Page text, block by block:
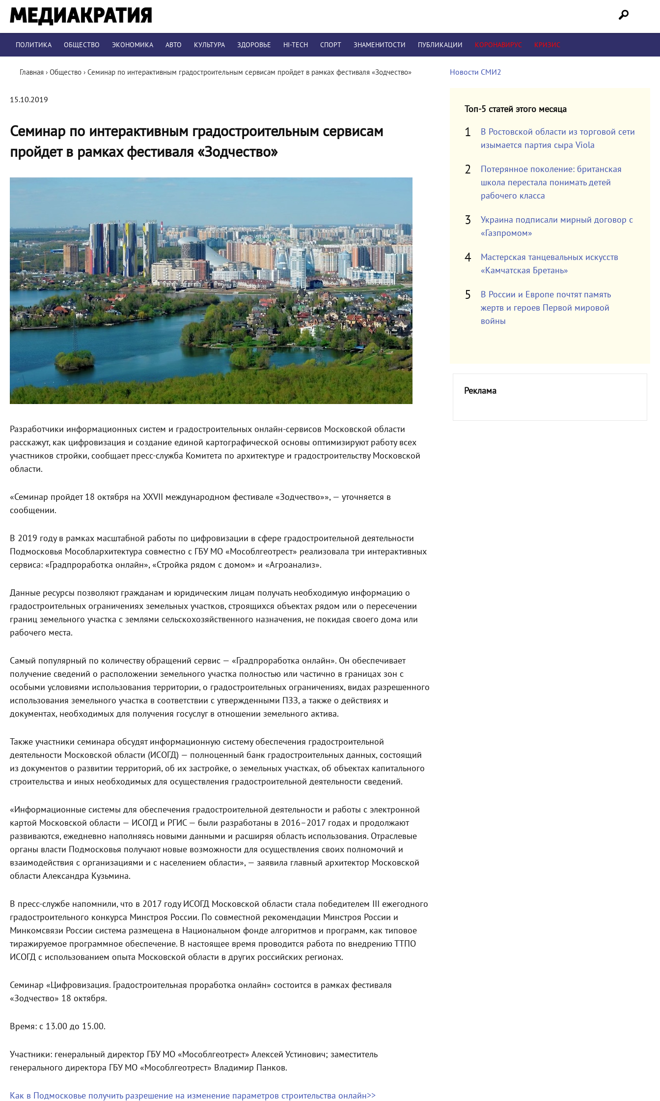
ПОЛИТИКА ОБЩЕСТВО ЭКОНОМИКА АВТО КУЛЬТУРА ЗДОРОВЬЕ HI-TECH СПОРТ ЗНАМЕНИТОСТИ ПУБЛИКАЦИИ КОРОНАВИРУС КРИЗИС
Главная › Общество › Семинар по интерактивным градостроительным сервисам пройдет в рамках фестиваля «Зодчество»
15.10.2019
Семинар по интерактивным градостроительным сервисам
пройдет в рамках фестиваля «Зодчество»
Разработчики информационных систем и градостроительных онлайн-сервисов Московской области
расскажут, как цифровизация и создание единой картографической основы оптимизируют работу всех
участников стройки, сообщает пресс-служба Комитета по архитектуре и градостроительству Московской
области.
«Семинар пройдет 18 октября на XXVII международном фестивале «Зодчество»», — уточняется в
сообщении.
В 2019 году в рамках масштабной работы по цифровизации в сфере градостроительной деятельности
Подмосковья Мособлархитектура совместно с ГБУ МО «Мособлгеотрест» реализовала три интерактивных
сервиса: «Градпроработка онлайн», «Стройка рядом с домом» и «Агроанализ».
Данные ресурсы позволяют гражданам и юридическим лицам получать необходимую информацию о
градостроительных ограничениях земельных участков, строящихся объектах рядом или о пересечении
границ земельного участка с землями сельскохозяйственного назначения, не покидая своего дома или
рабочего места.
Самый популярный по количеству обращений сервис — «Градпроработка онлайн». Он обеспечивает
получение сведений о расположении земельного участка полностью или частично в границах зон с
особыми условиями использования территории, о градостроительных ограничениях, видах разрешенного
использования земельного участка в соответствии с утвержденными ПЗЗ, а также о действиях и
документах, необходимых для получения госуслуг в отношении земельного актива.
Также участники семинара обсудят информационную систему обеспечения градостроительной
деятельности Московской области (ИСОГД) — полноценный банк градостроительных данных, состоящий
из документов о развитии территорий, об их застройке, о земельных участках, об объектах капитального
строительства и иных необходимых для осуществления градостроительной деятельности сведений.
«Информационные системы для обеспечения градостроительной деятельности и работы с электронной
картой Московской области — ИСОГД и РГИС — были разработаны в 2016–2017 годах и продолжают
развиваются, ежедневно наполняясь новыми данными и расширяя область использования. Отраслевые
органы власти Подмосковья получают новые возможности для осуществления своих полномочий и
взаимодействия с организациями и с населением области», — заявила главный архитектор Московской
области Александра Кузьмина.
В пресс-службе напомнили, что в 2017 году ИСОГД Московской области стала победителем III ежегодного
градостроительного конкурса Минстроя России. По совместной рекомендации Минстроя России и
Минкомсвязи России система размещена в Национальном фонде алгоритмов и программ, как типовое
тиражируемое программное обеспечение. В настоящее время проводится работа по внедрению ТТПО
ИСОГД с использованием опыта Московской области в других российских регионах.
Семинар «Цифровизация. Градостроительная проработка онлайн» состоится в рамках фестиваля
«Зодчество» 18 октября.
Время: с 13.00 до 15.00.
Участники: генеральный директор ГБУ МО «Мособлгеотрест» Алексей Устинович; заместитель
генерального директора ГБУ МО «Мособлгеотрест» Владимир Панков.
Как в Подмосковье получить разрешение на изменение параметров строительства онлайн>>
Новости СМИ2
Топ-5 статей этого месяца
В Ростовской области из торговой сети
изымается партия сыра Viola
Потерянное поколение: британская
школа перестала понимать детей
рабочего класса
Украина подписали мирный договор с
«Газпромом»
Мастерская танцевальных искусств
«Камчатская Бретань»
В России и Европе почтят память
жертв и героев Первой мировой
войны
Реклама